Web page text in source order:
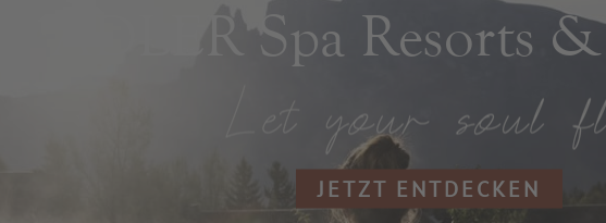
ADLER Spa Resorts
JETZT ENTDECKEN